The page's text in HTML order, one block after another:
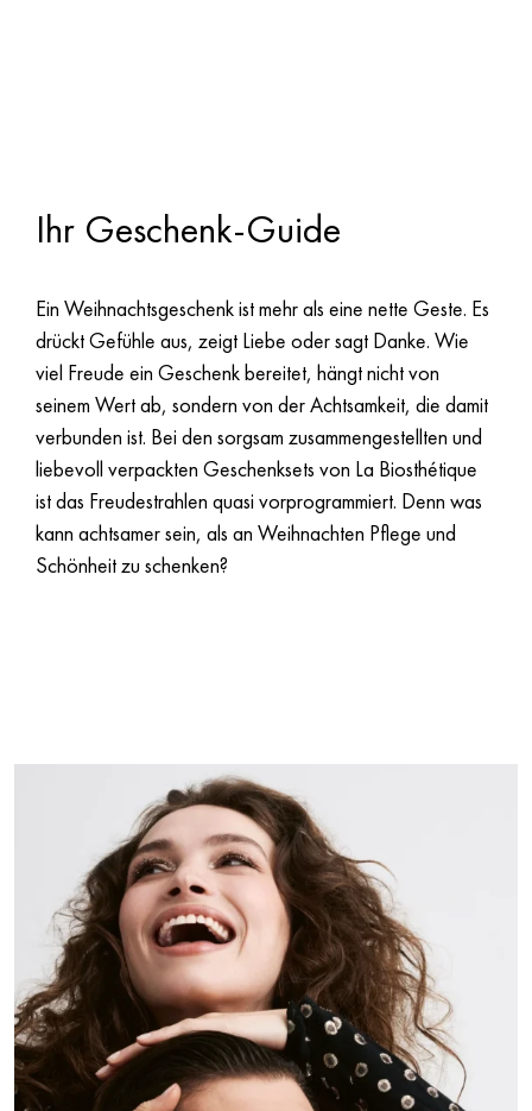
Ihr Geschenk-Guide
Ein Weihnachtsgeschenk ist mehr als eine nette Geste. Es
drückt Gefühle aus, zeigt Liebe oder sagt Danke. Wie
viel Freude ein Geschenk bereitet, hängt nicht von
seinem Wert ab, sondern von der Achtsamkeit, die damit
verbunden ist. Bei den sorgsam zusammengestellten und
liebevoll verpackten Geschenksets von La Biosthétique
ist das Freudestrahlen quasi vorprogrammiert. Denn was
kann achtsamer sein, als an Weihnachten Pflege und
Schönheit zu schenken?